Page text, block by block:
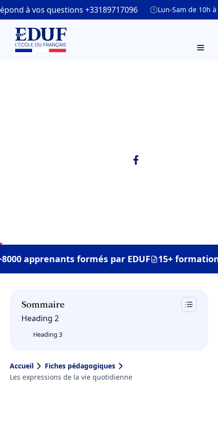
à vos questions +33189717096 Lun-Sam de 10h à
apprenants formés par EDUF 15+
Sommaire
Heading 2
Heading 3
Accueil
Fiches pédagogiques
Les expressions de la vie quotidienne